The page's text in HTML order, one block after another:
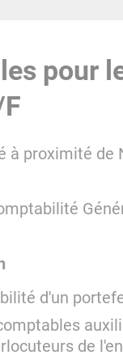
pour
à proximité de
d'un
de